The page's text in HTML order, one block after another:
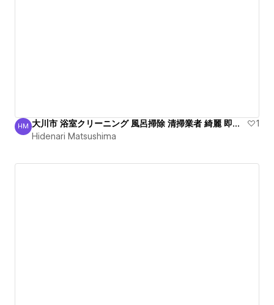
Hidenari Matsushima
HM 大川市 浴室クリーニング 風呂掃除 清掃業者 綺麗 即通話
1
Hidenari Matsushima